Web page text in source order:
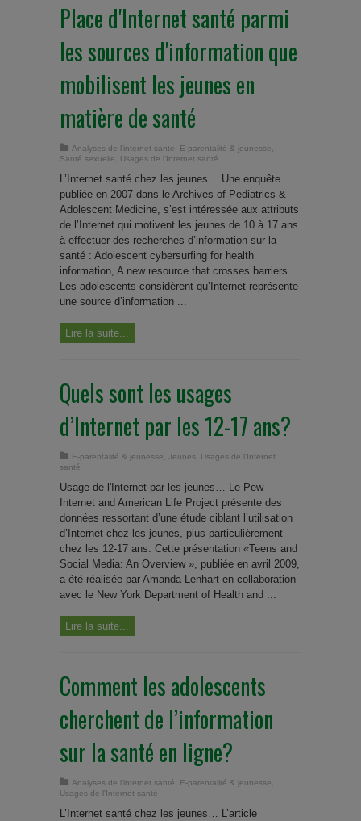
Place d'Internet santé parmi
les sources d'information que
mobilisent les jeunes en
matière de santé
Analyses de l'internet santé E-parentalité & jeunesse
Santé sexuelle
Usages de l'Internet santé
L’Internet santé chez les jeunes… Une enquête
publiée en 2007 dans le Archives of Pediatrics &
Adolescent Medicine, s’est intéressée aux attributs
de l’Internet qui motivent les jeunes de 10 à 17 ans
à effectuer des recherches d’information sur la
santé : Adolescent cybersurfing for health
information, A new resource that crosses barriers.
Les adolescents considèrent qu’Internet représente
une source d’information ...
Lire la suite...
Quels sont les usages
d’Internet par les 12-17 ans?
E-parentalité & jeunesse Jeunes
Usages de l'Internet
santé
Usage de l'Internet par les jeunes… Le Pew
Internet and American Life Project présente des
données ressortant d’une étude ciblant l’utilisation
d’Internet chez les jeunes, plus particulièrement
chez les 12-17 ans. Cette présentation «Teens and
Social Media: An Overview », publiée en avril 2009,
a été réalisée par Amanda Lenhart en collaboration
avec le New York Department of Health and ...
Lire la suite...
Comment les adolescents
cherchent de l’information
sur la santé en ligne?
Analyses de l'internet santé E-parentalité & jeunesse
Usages de l'Internet santé
L’Internet santé chez les jeunes… L’article